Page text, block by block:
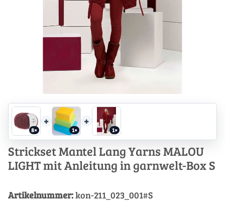
8×
+
1×
+
1×
Strickset Mantel Lang Yarns MALOU
LIGHT mit Anleitung in garnwelt-Box S
Artikelnummer:kon-211_023_001#S